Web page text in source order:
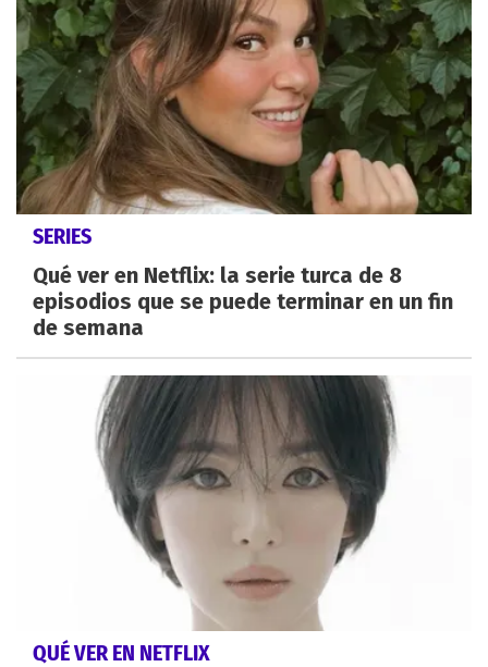
SERIES
Qué ver en Netflix: la serie turca de 8
episodios que se puede terminar en un fin
de semana
QUÉ VER EN NETFLIX